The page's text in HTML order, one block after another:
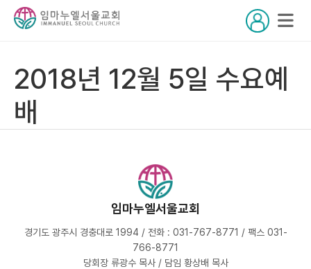
2018년 12월 5일 수요예
배
임마누엘서울교회
경기도 광주시 경충대로 1994 / 전화 : 031-767-8771 / 팩스 031-
766-8771
당회장 류광수 목사 / 담임 황상배 목사